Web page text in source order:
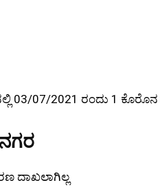
03/07/2021 ರಂದು 1
ದಾಖಲಾಗಿಲ್ಲ